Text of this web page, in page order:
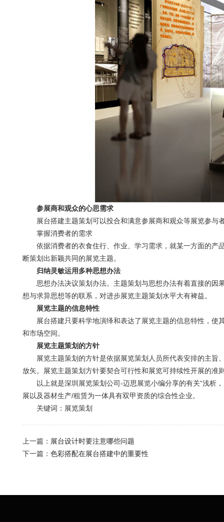
参展商和观众的心思需求
展台搭建主题策划可以投合和满意参展商和观众等展览参与
掌握消费者的需求
依据消费者的衣食住行、作业、学习需求，就某一方面的产
断策划出新颖共同的展览主题。
归纳灵敏运用多种思想办法
思想办法决议策划办法。主题策划与思想办法有着直接的因
想与求异思想等的联系，对进步展览主题策划水平大有裨益。
展览主题的信息特性
展台搭建只要科学地演绎和表达了展览主题的信息特性，使
和市场空间。
展览主题策划的方针
展览主题策划的方针是依据展览策划人员所代表安排的主旨
放矢。展览主题策划方针要契合可行性和展览可持续性开展的准
以上就是深圳展览策划公司-迈思展览小编分享的有关“浅析，
展以及器材生产/租赁为一体具有双甲资质的综合性企业。
关键词：展览策划
上一篇： 展台设计时要注意哪些问题
下一篇： 色彩搭配在展台搭建中的重要性